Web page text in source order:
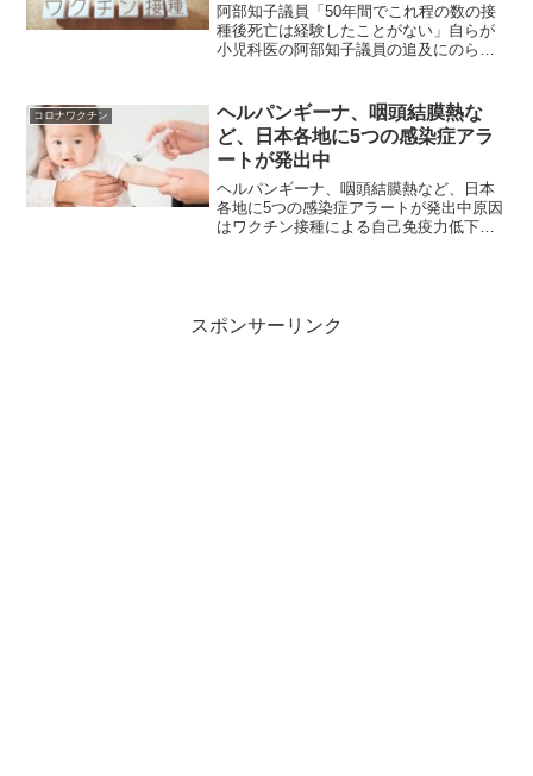
阿部知子議員「50年間でこれ程の数の接
種後死亡は経験したことがない」自らが
小児科医の阿部知子議員の追及にのらり
いるが絶対に認めない。タイトルのよう
なご発言とご質問に対す...
コロナワクチン
ヘルパンギーナ、咽頭結膜熱な
ど、日本各地に5つの感染症アラ
ートが発出中
ヘルパンギーナ、咽頭結膜熱など、日本
各地に5つの感染症アラートが発出中原因
はワクチン接種による自己免疫力低下に
スポンサーリンク